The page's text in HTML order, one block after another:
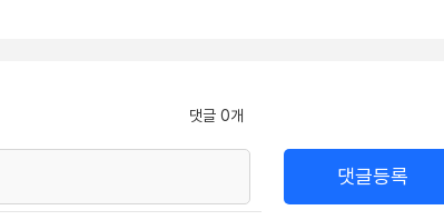
댓글 0개
댓글등록